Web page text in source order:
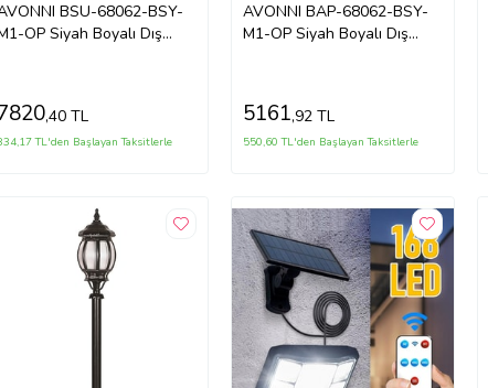
BSU-68062-BSY-
OP Siyah Boyalı Dış
,40 TL
TL'den Başlayan Taksitlerle
AVONNI BAP-68062-BSY-
M1-OP Siyah Boyalı Dış
25x18cm
5161,92 TL
550,60 TL'den Başlayan Taksitlerle